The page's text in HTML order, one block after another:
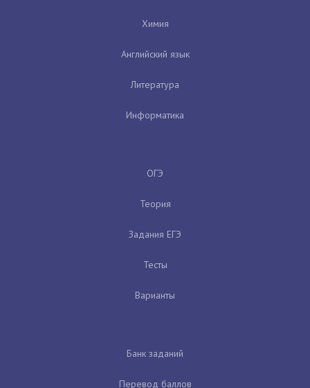
Химия
Английский язык
Литература
Информатика
ОГЭ
Теория
Задания ЕГЭ
Тесты
Варианты
Банк заданий
Перевод баллов